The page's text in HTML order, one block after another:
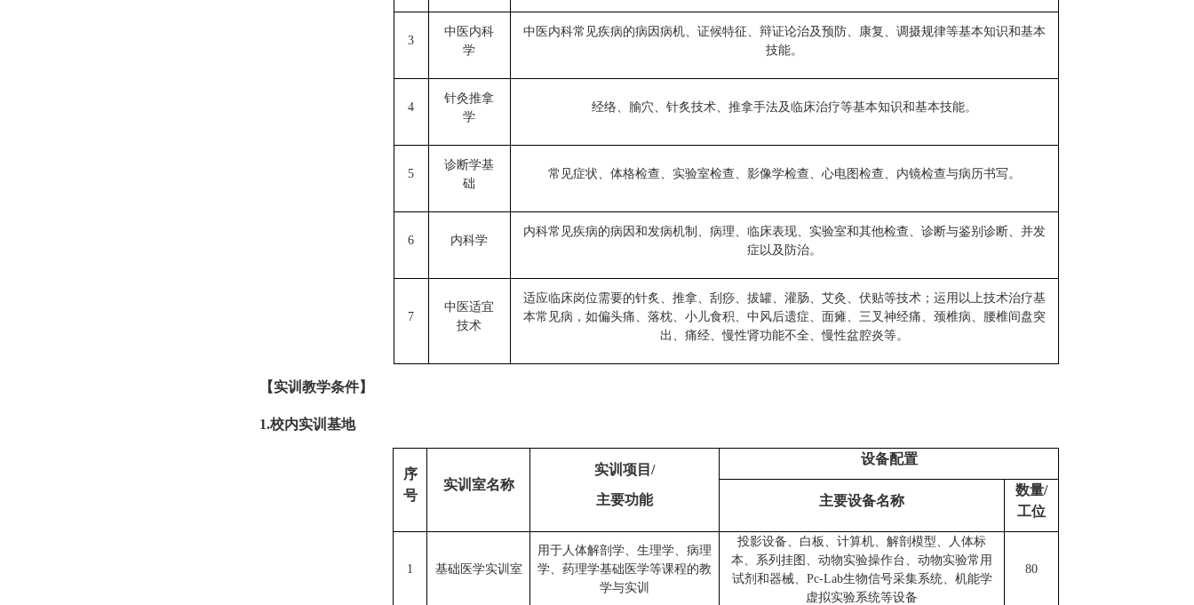
3
中医内科
学
中医内科常见疾病的病因病机、证候特征、辩证论治及预防、康复、调摄规律等基本知识和基本
技能。
4
针灸推拿
学
经络、腧穴、针炙技术、推拿手法及临床治疗等基本知识和基本技能。
5
诊断学基
础
常见症状、体格检查、实验室检查、影像学检查、心电图检查、内镜检查与病历书写。
6 内科学
内科常见疾病的病因和发病机制、病理、临床表现、实验室和其他检查、诊断与鉴别诊断、并发
症以及防治。
7
中医适宜
技术
适应临床岗位需要的针炙、推拿、刮痧、拔罐、灌肠、艾灸、伏贴等技术；运用以上技术治疗基
本常见病，如偏头痛、落枕、小儿食积、中风后遗症、面瘫、三叉神经痛、颈椎病、腰椎间盘突
出、痛经、慢性肾功能不全、慢性盆腔炎等。
【实训教学条件】
1.校内实训基地
序
号
实训室名称
实训项目 /
主要功能
设备配置
主要设备名称
数量/
工位
1 基础医学实训室
用于人体解剖学、生理学、病理
学、药理学基础医学等课程的教
学与实训
投影设备、白板、计算机、解剖模型、人体标
本、系列挂图、动物实验操作台、动物实验常用
试剂和器械、 Pc-Lab生物信号采集系统、机能学
虚拟实验系统等设备
80